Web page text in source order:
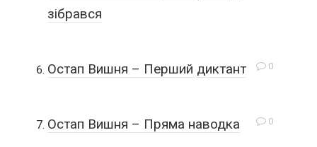
зібрався
0
Остап Вишня – Перший диктант
0
Остап Вишня – Пряма наводка